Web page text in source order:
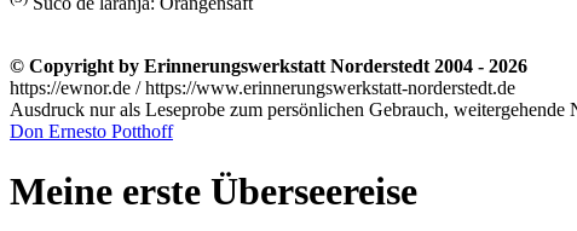
© Copyright by Erinnerungswerkstatt Norderstedt 2004 - 2026
https://ewnor.de / https://www.erinnerungswerkstatt-norderstedt.de
Ausdruck nur als Leseprobe zum persönlichen Gebrauch,
Don Ernesto Potthoff
Meine erste Überseereise